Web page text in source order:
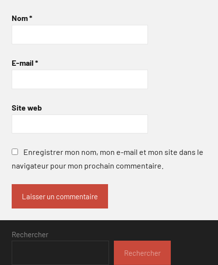
Nom*
E-mail *
Site web
Enregistrer mon nom, mon e-mail et mon site dans le
navigateur pour mon prochain commentaire.
Rechercher
Rechercher